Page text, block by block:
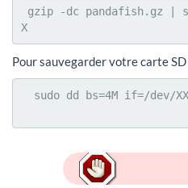
X
Pour sauvegarder votre carte SD